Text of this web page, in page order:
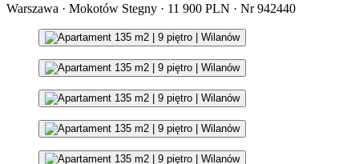
Warszawa · Mokotów Stegny · 11 900 PLN · Nr 942440